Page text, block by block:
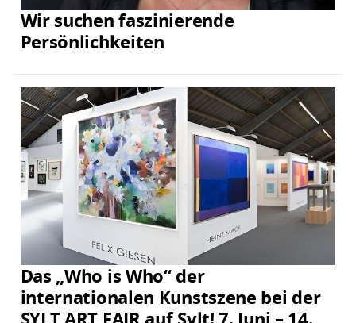
Wir suchen faszinierende
Persönlichkeiten
Das „Who is Who“ der
internationalen Kunstszene bei der